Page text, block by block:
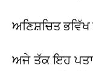
ਅਣਿਸ਼ਚਿਤ ਭਵਿੱਖ
ਅਜੇ ਤੱਕ ਇਹ ਪਤਾ